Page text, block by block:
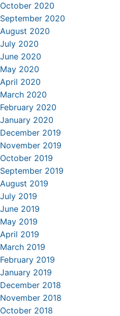
October 2020
September 2020
August 2020
July 2020
June 2020
May 2020
April 2020
March 2020
February 2020
January 2020
December 2019
November 2019
October 2019
September 2019
August 2019
July 2019
June 2019
May 2019
April 2019
March 2019
February 2019
January 2019
December 2018
November 2018
October 2018